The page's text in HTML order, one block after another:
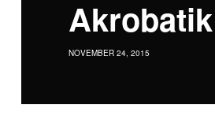
NOVEMBER 24, 2015